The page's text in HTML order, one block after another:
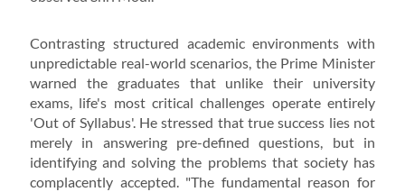
Contrasting structured academic environments with
unpredictable real-world scenarios, the Prime Minister
warned the graduates that unlike their university
exams, life's most critical challenges operate entirely
'Out of Syllabus'. He stressed that true success lies not
merely in answering pre-defined questions, but in
identifying and solving the problems that society has
complacently accepted. "The fundamental reason for